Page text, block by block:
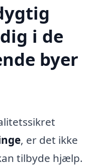
i de
byer
, er det ikke
tilbyde hjælp.